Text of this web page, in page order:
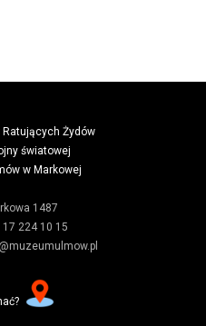
Żydów
światowej
w Markowej
1487
224 10 15